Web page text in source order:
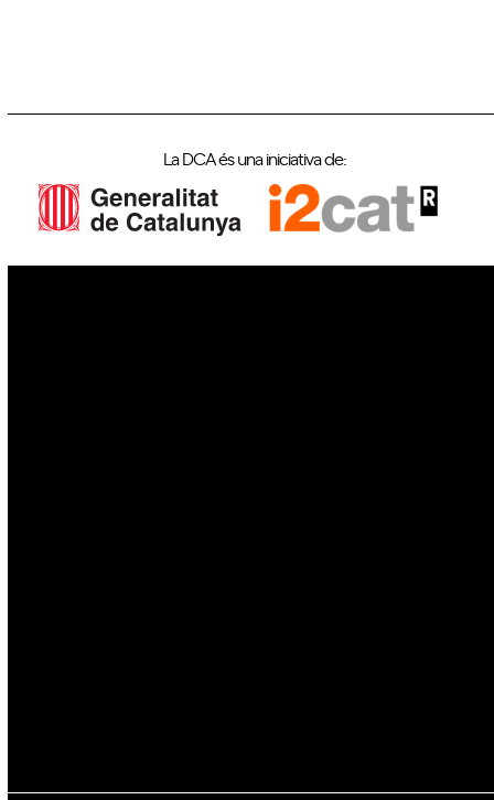
La DCA és una iniciativa de: